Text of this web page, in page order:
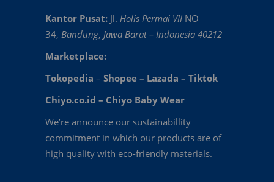
Kantor Pusat: Jl. Holis Permai VII NO
34, Bandung, Jawa Barat – Indonesia 40212
Marketplace:
Tokopedia – Shopee – Lazada – Tiktok
Chiyo.co.id – Chiyo Baby Wear
We’re announce our sustainabillity
commitment in which our products are of
high quality with eco-friendly materials.